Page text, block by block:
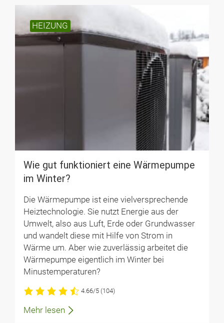
HEIZUNG
Wie gut funktioniert eine Wärmepumpe
im Winter?
Die Wärmepumpe ist eine vielversprechende
Heiztechnologie. Sie nutzt Energie aus der
Umwelt, also aus Luft, Erde oder Grundwasser
und wandelt diese mit Hilfe von Strom in
Wärme um. Aber wie zuverlässig arbeitet die
Wärmepumpe eigentlich im Winter bei
Minustemperaturen?
4.66/5 (104)
Mehr lesen